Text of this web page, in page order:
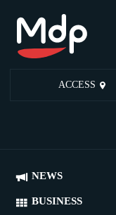
ACCESS
NEWS
BUSINESS